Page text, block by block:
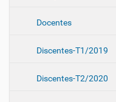
Docentes
Discentes-T1/2019
Discentes-T2/2020